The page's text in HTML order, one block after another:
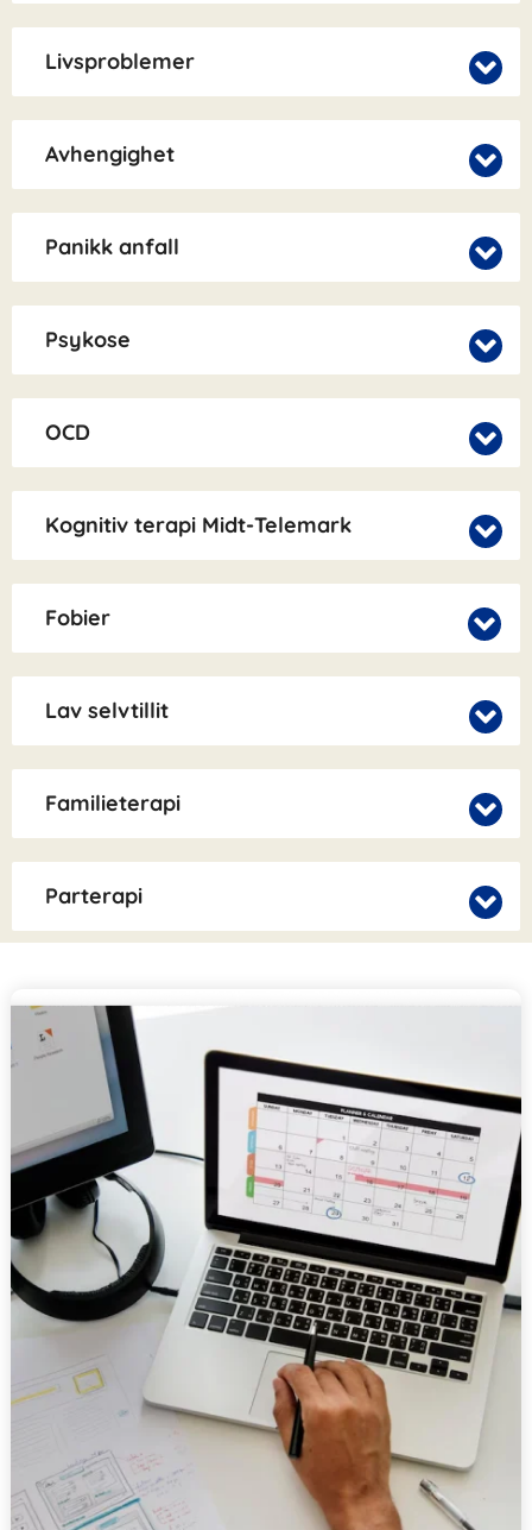
Livsproblemer
Avhengighet
Panikk anfall
Psykose
OCD
Kognitiv terapi Midt-Telemark
Fobier
Lav selvtillit
Familieterapi
Parterapi